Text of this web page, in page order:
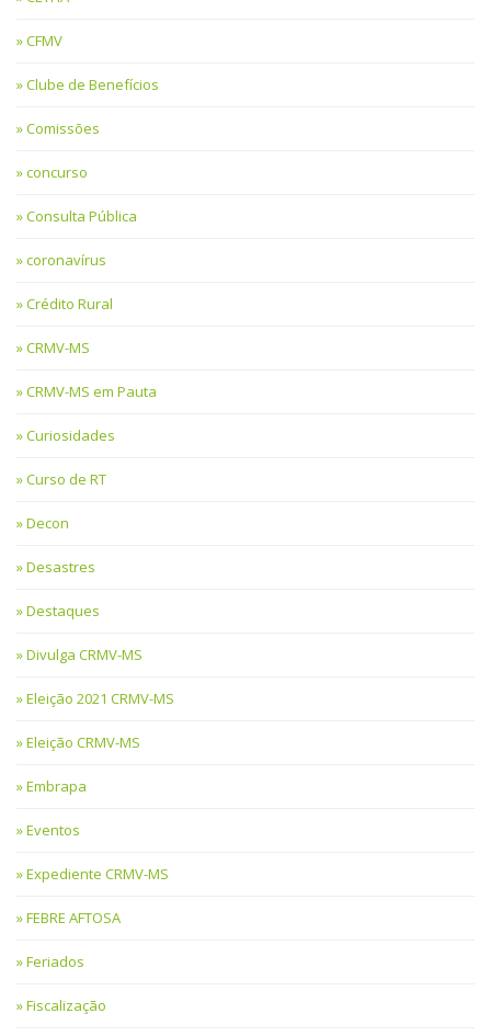
CFMV
Clube de Benefícios
Comissões
concurso
Consulta Pública
coronavírus
Crédito Rural
CRMV-MS
CRMV-MS em Pauta
Curiosidades
Curso de RT
Decon
Desastres
Destaques
Divulga CRMV-MS
Eleição 2021 CRMV-MS
Eleição CRMV-MS
Embrapa
Eventos
Expediente CRMV-MS
FEBRE AFTOSA
Feriados
Fiscalização